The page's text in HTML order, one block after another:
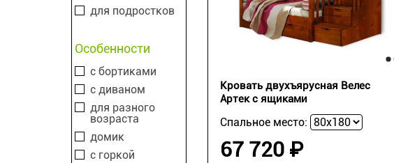
для подростков
Особенности
с бортиками
с диваном
для разного
возраста
домик
с горкой
Кровать двухъярусная Велес
Артек с ящиками
Спальное место:
67 720 ₽